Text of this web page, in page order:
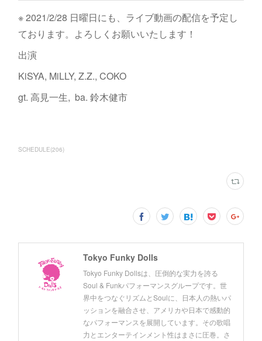
※ 2021/2/28 日曜日にも、ライブ動画の配信を予定し
ております。よろしくお願いいたします！
出演
KiSYA, MiLLY, Z.Z., COKO
gt. 高見一生, ba. 鈴木健市
SCHEDULE(206)
Tokyo Funky Dolls
Tokyo Funky Dollsは、圧倒的な実力を誇る
Soul & Funkパフォーマンスグループです。世
界中をつなぐリズムとSoulに、日本人の熱いパ
ッションを融合させ、アメリカや日本で感動的
なパフォーマンスを展開しています。その歌唱
力とエンターテインメント性はまさに圧巻。さ